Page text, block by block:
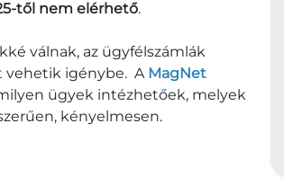
től nem elérhető.
válnak, az ügyfélszámlák
vehetik igénybe. A MagNet
ügyek intézhetőek, melyek
kényelmesen.